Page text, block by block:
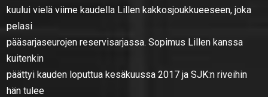
kuului vielä viime kaudella Lillen kakkosjoukkueeseen, joka
pelasi
pääsarjaseurojen reservisarjassa. Sopimus Lillen kanssa
kuitenkin
päättyi kauden loputtua kesäkuussa 2017 ja SJK:n riveihin
hän tulee